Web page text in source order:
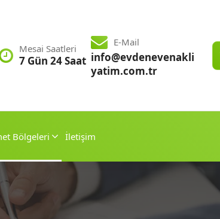
Mesai Saatleri
7 Gün 24 Saat
E-Mail
info@evdenevenakli
yatim.com.tr
Bölgeleri İletişim